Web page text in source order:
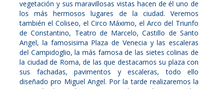
vegetación y sus maravillosas vistas hacen de él uno de
los más hermosos lugares de la ciudad. Veremos
también el Coliseo, el Circo Máximo, el Arco del Triunfo
de Constantino, Teatro de Marcelo, Castillo de Santo
Angel, la famosisima Plaza de Venecia y las escaleras
del Campidoglio, la más famosa de las sietes colinas de
la ciudad de Roma, de las que destacamos su plaza con
sus fachadas, pavimentos y escaleras, todo ello
diseñado pro Miguel Angel. Por la tarde realizaremos la